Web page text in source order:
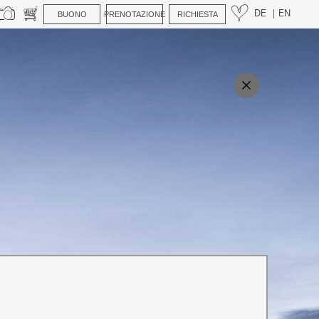
BUONO PRENOTAZIONE RICHIESTA DE EN
necessari sono molto
😊